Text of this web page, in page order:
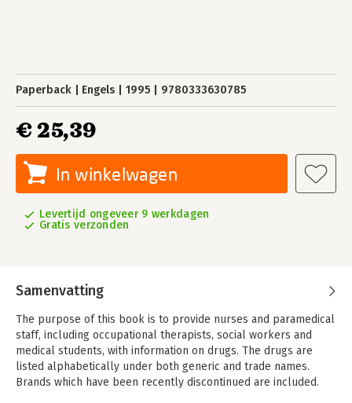
Paperback Engels 1995 9780333630785
€ 25,39
In winkelwagen
Levertijd ongeveer 9 werkdagen
Gratis verzonden
Samenvatting
The purpose of this book is to provide nurses and paramedical
staff, including occupational therapists, social workers and
medical students, with information on drugs. The drugs are
listed alphabetically under both generic and trade names.
Brands which have been recently discontinued are included.